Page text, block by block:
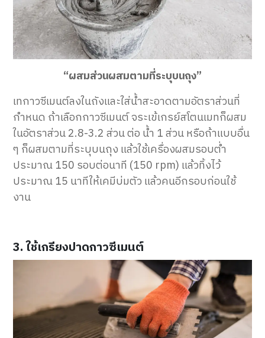
“ผสมส่วนผสมตามที่ระบุบนถุง”
เทกาวซีเมนต์ลงในถังและใส่น้ำสะอาดตามอัตราส่วนที่
กำหนด ถ้าเลือกกาวซีเมนต์ จระเข้เกรย์สโตนเมทก็ผสม
ในอัตราส่วน 2.8-3.2 ส่วน ต่อ น้ำ 1 ส่วน หรือถ้าแบบอื่น
ๆ ก็ผสมตามที่ระบุบนถุง แล้วใช้เครื่องผสมรอบต่ำ
ประมาณ 150 รอบต่อนาที (150 rpm) แล้วทิ้งไว้
ประมาณ 15 นาทีให้เคมีบ่มตัว แล้วคนอีกรอบก่อนใช้
งาน
3. ใช้เกรียงปาดกาวซีเมนต์